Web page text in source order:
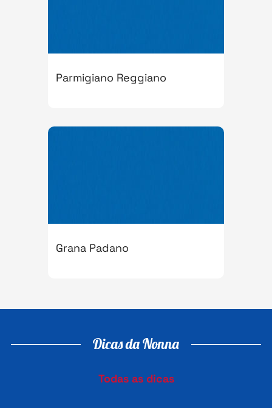
Parmigiano Reggiano
Grana Padano
Dicas da Nonna
Todas as dicas